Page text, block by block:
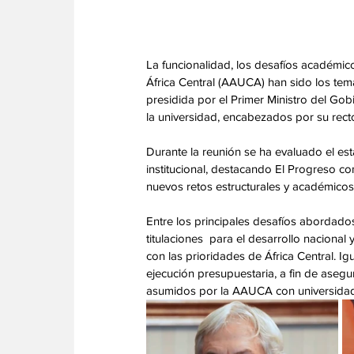
La funcionalidad, los desafíos
África Central (AAUCA) han sido los
presidida por el Primer Ministro del
la universidad, encabezados por su
Durante la reunión se ha evaluado el
institucional, destacando El Progreso
nuevos retos estructurales y
Entre los principales desafíos
titulaciones  para el desarrollo
con las prioridades de África Central.
ejecución presupuestaria, a fin de
asumidos por la AAUCA con